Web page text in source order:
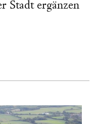
Stadt ergänzen